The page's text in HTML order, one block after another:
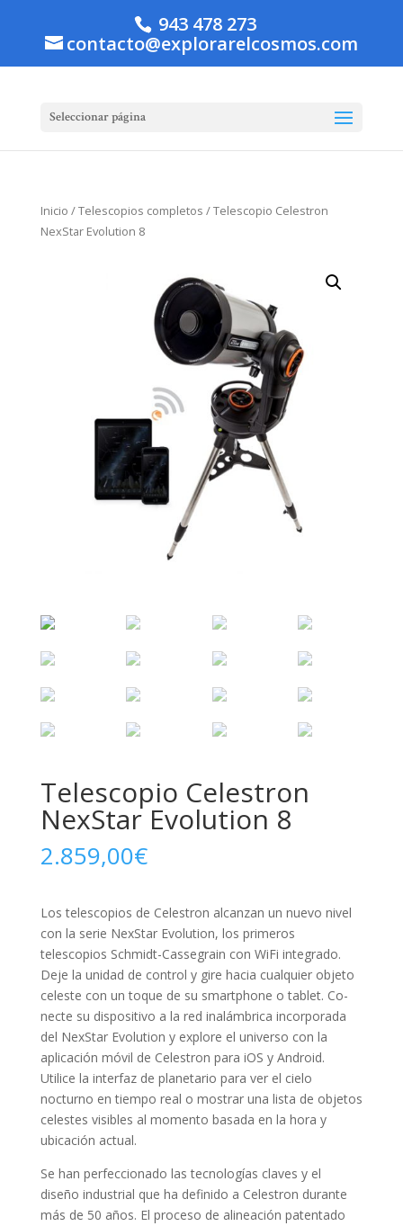
943 478 273
contacto@explorarelcosmos.com
Seleccionar página
Inicio /Telescopios completos / Telescopio Celestron
NexStar Evolution 8
Telescopio Celestron
NexStar Evolution 8
2.859,00€
Los telescopios de Celestron alcanzan un nuevo nivel
con la serie NexStar Evolution, los primeros
telescopios Schmidt­-Cassegrain con WiFi integrado.
Deje la unidad de control y gire hacia cualquier objeto
celeste con un toque de su smartphone o tablet. Co­
necte su dispositivo a la red inalámbrica incorporada
del NexStar Evolution y explore el universo con la
aplicación móvil de Celestron para iOS y Android.
Utilice la interfaz de planetario para ver el cielo
nocturno en tiempo real o mostrar una lista de objetos
celestes visi­bles al momento basada en la hora y
ubicación actual.
Se han perfeccionado las tecnologías claves y el
diseño industrial que ha definido a Celestron durante
más de 50 años. El pro­ceso de alineación patentado